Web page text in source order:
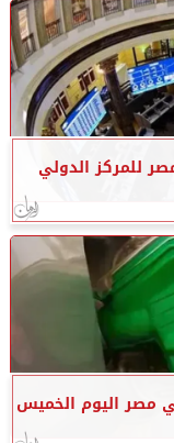
للمركز الدولي
مصر اليوم الخميس